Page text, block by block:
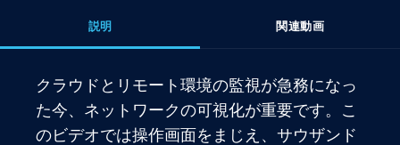
説明 関連動画
クラウドとリモート環境の監視が急務になっ
た今、ネットワークの可視化が重要です。こ
のビデオでは操作画面をまじえ、サウザンド